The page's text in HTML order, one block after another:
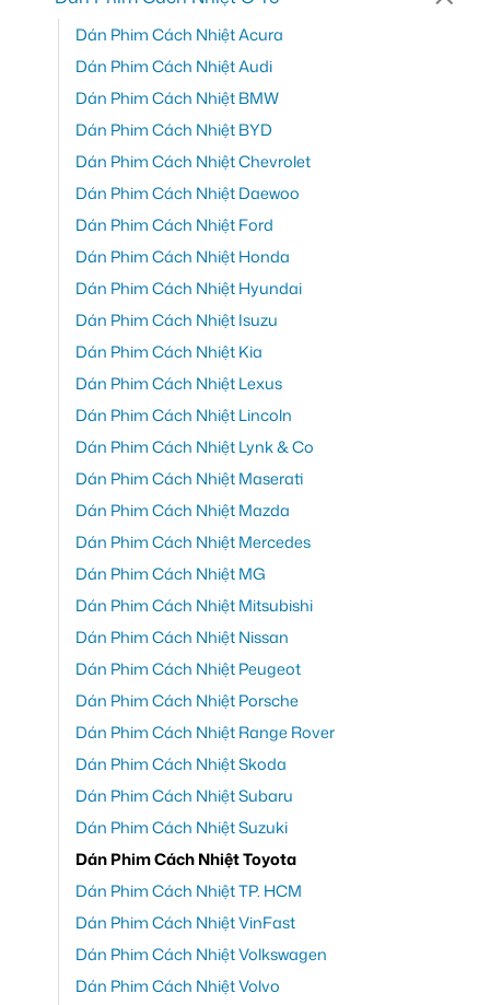
Dán Phim Cách Nhiệt Acura
Dán Phim Cách Nhiệt Audi
Dán Phim Cách Nhiệt BMW
Dán Phim Cách Nhiệt BYD
Dán Phim Cách Nhiệt Chevrolet
Dán Phim Cách Nhiệt Daewoo
Dán Phim Cách Nhiệt Ford
Dán Phim Cách Nhiệt Honda
Dán Phim Cách Nhiệt Hyundai
Dán Phim Cách Nhiệt Isuzu
Dán Phim Cách Nhiệt Kia
Dán Phim Cách Nhiệt Lexus
Dán Phim Cách Nhiệt Lincoln
Dán Phim Cách Nhiệt Lynk & Co
Dán Phim Cách Nhiệt Maserati
Dán Phim Cách Nhiệt Mazda
Dán Phim Cách Nhiệt Mercedes
Dán Phim Cách Nhiệt MG
Dán Phim Cách Nhiệt Mitsubishi
Dán Phim Cách Nhiệt Nissan
Dán Phim Cách Nhiệt Peugeot
Dán Phim Cách Nhiệt Porsche
Dán Phim Cách Nhiệt Range Rover
Dán Phim Cách Nhiệt Skoda
Dán Phim Cách Nhiệt Subaru
Dán Phim Cách Nhiệt Suzuki
Dán Phim Cách Nhiệt Toyota
Dán Phim Cách Nhiệt TP. HCM
Dán Phim Cách Nhiệt VinFast
Dán Phim Cách Nhiệt Volkswagen
Dán Phim Cách Nhiệt Volvo